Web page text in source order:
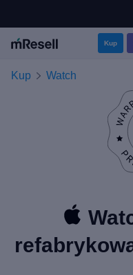
Kup
Kup Watch